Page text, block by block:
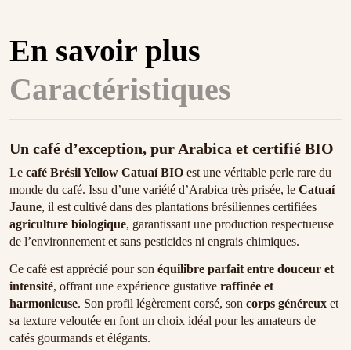
En savoir plus
Caractéristiques
Un café d’exception, pur Arabica et certifié BIO
Le café Brésil Yellow Catuaí BIO est une véritable perle rare du
monde du café. Issu d’une variété d’Arabica très prisée, le Catuaí
Jaune, il est cultivé dans des plantations brésiliennes certifiées
agriculture biologique, garantissant une production respectueuse
de l’environnement et sans pesticides ni engrais chimiques.
Ce café est apprécié pour son équilibre parfait entre douceur et
intensité, offrant une expérience gustative raffinée et
harmonieuse. Son profil légèrement corsé, son corps généreux et
sa texture veloutée en font un choix idéal pour les amateurs de
cafés gourmands et élégants.